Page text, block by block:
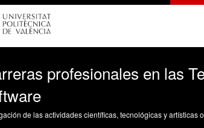
profesionales en las
de las actividades científicas, tecnológicas y artísticas